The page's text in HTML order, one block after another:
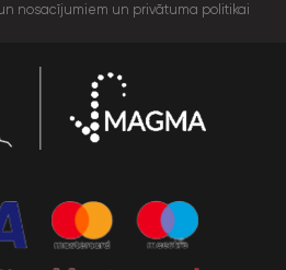
nosacījumiem un privātuma politikai